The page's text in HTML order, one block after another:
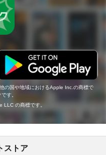
の国や地域におけるApple Inc.の商標で
す。
の商標です。
ストア